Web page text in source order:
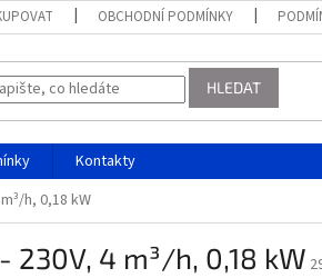
OBCHODNÍ PODMÍNKY
HLEDAT
Kontakty
h, 0,18 kW
230V, 4 m³/h, 0,18 kW